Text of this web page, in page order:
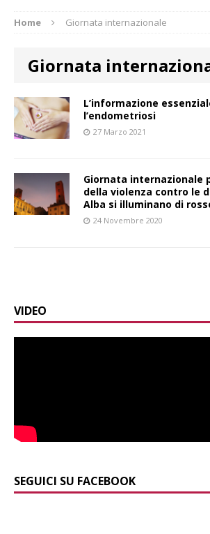
Home Giornata internazionale
Giornata
L’informazione
l’endometriosi
27 Marzo 2021
Giornata internazionale
della violenza contro le
Alba si illuminano di
24 Novembre 2020
VIDEO
SEGUICI SU FACEBOOK